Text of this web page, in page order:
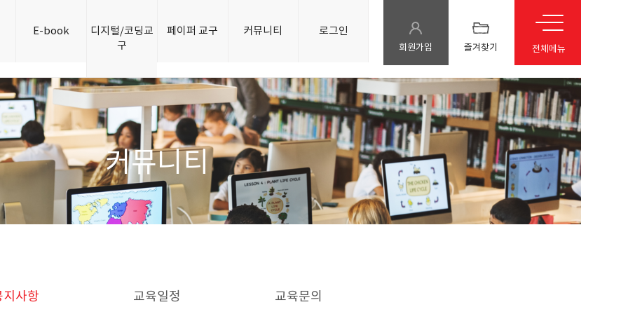
E-book
디지털/코딩교
구
페이퍼 교구 커뮤니티 로그인
즐겨찾기
회원가입 전체메뉴
커뮤니티
지사항 교육일정 교육문의